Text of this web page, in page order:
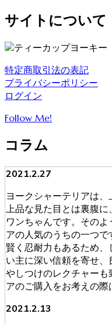
サイトについて
特定商取引法の表記
プライバシーポリシー
ログイン
Follow Me!
コラム
2021.2.27
ヨークシャーテリアは、
上品な見た目とは裏腹
ワンちゃんです。その
アの人気のうちの一つ
賢く忍耐力もあるため
い主に深い信頼を寄せ
やしつけのレクチャー
アのご購入をお考えの際
2021.2.13